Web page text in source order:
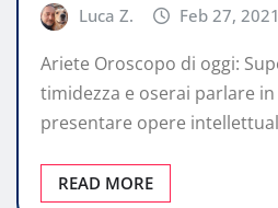
Luca Z. Feb 27, 2021
Ariete Oroscopo di oggi:
timidezza e oserai parlare
presentare opere
READ MORE